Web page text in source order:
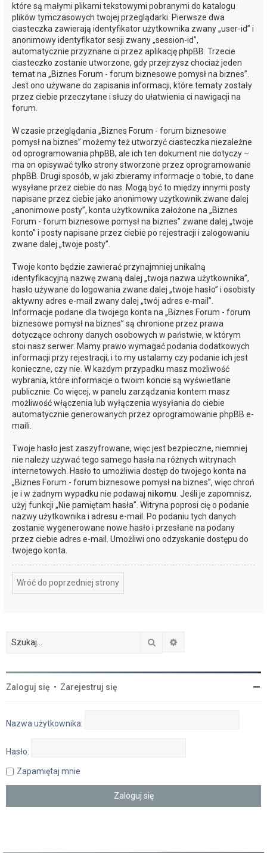
które są małymi plikami tekstowymi pobranymi do katalogu
plików tymczasowych twojej przeglądarki. Pierwsze dwa
ciasteczka zawierają identyfikator użytkownika zwany „user-id” i
anonimowy identyfikator sesji zwany „session-id”,
automatycznie przyznane ci przez aplikację phpBB. Trzecie
ciasteczko zostanie utworzone, gdy przejrzysz chociaż jeden
temat na „Biznes Forum - forum biznesowe pomysł na biznes”.
Jest ono używane do zapisania informacji, które tematy zostały
przez ciebie przeczytane i służy do ułatwienia ci nawigacji na
forum.
W czasie przeglądania „Biznes Forum - forum biznesowe
pomysł na biznes” możemy też utworzyć ciasteczka niezależne
od oprogramowania phpBB, ale ich ten dokument nie dotyczy –
ma on opisywać tylko strony stworzone przez oprogramowanie
phpBB. Drugi sposób, w jaki zbieramy informacje o tobie, to dane
wysyłane przez ciebie do nas. Mogą być to między innymi posty
napisane przez ciebie jako anonimowy użytkownik zwane dalej
„anonimowe posty”, konta użytkownika założone na „Biznes
Forum - forum biznesowe pomysł na biznes” zwane dalej „twoje
konto” i posty napisane przez ciebie po rejestracji i zalogowaniu
zwane dalej „twoje posty”.
Twoje konto będzie zawierać przynajmniej unikalną
identyfikacyjną nazwę zwaną dalej „twoja nazwa użytkownika”,
hasło używane do logowania zwane dalej „twoje hasło” i osobisty
aktywny adres e-mail zwany dalej „twój adres e-mail”.
Informacje podane dla twojego konta na „Biznes Forum - forum
biznesowe pomysł na biznes” są chronione przez prawa
dotyczące ochrony danych osobowych w państwie, w którym
stoi nasz serwer. Mamy prawo wymagać podania dodatkowych
informacji przy rejestracji, i to my ustalamy czy podanie ich jest
konieczne, czy nie. W każdym przypadku masz możliwość
wybrania, które informacje o twoim koncie są wyświetlane
publicznie. Co więcej, w panelu zarządzania kontem masz
możliwość włączenia lub wyłączenia wysyłania do ciebie
automatycznie generowanych przez oprogramowanie phpBB e-
maili.
Twoje hasło jest zaszyfrowane, więc jest bezpieczne, niemniej
nie należy używać tego samego hasła na różnych witrynach
internetowych. Hasło to umożliwia dostęp do twojego konta na
„Biznes Forum - forum biznesowe pomysł na biznes”, więc chroń
je i w żadnym wypadku nie podawaj nikomu . Jeśli je zapomnisz,
użyj funkcji „Nie pamiętam hasła”. Witryna poprosi cię o podanie
nazwy użytkownika i adresu e-mail. Po podaniu tych danych
zostanie wygenerowane nowe hasło i przesłane na podany
przez ciebie adres e-mail. Umożliwi ono odzyskanie dostępu do
twojego konta.
Wróć do poprzedniej strony
Szukaj
Zaloguj się • Zarejestruj się
Nazwa użytkownika:
Hasło:
Zapamiętaj mnie